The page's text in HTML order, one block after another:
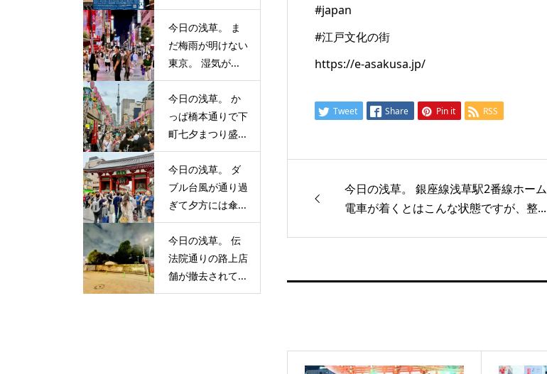
#japan
#江戸文化の街
https://e-asakusa.jp/
Tweet Share Pin it RSS
今日の浅草。 銀座線浅草駅2番線ホーム
電車が着くとはこんな状態ですが、整...
今日の浅草。 ま
だ梅雨が明けない
東京。 湿気が...
今日の浅草。 か
っぱ橋本通りで下
町七夕まつり盛...
今日の浅草。 ダ
ブル台風が通り過
ぎて夕方には傘...
今日の浅草。 伝
法院通りの路上店
舗が撤去されて...